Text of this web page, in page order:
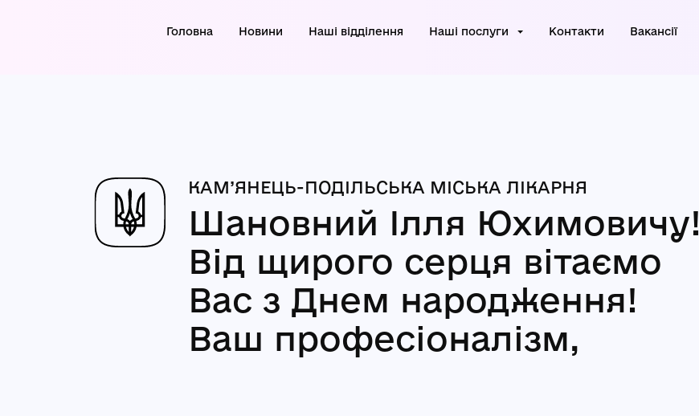
Головна Новини Наші відділення Наші послуги Контакти Вакансії
КАМ’ЯНЕЦЬ-ПОДІЛЬСЬКА МІСЬКА ЛІКАРНЯ
Шановний Ілля Юхимовичу!
Від щирого серця вітаємо
Вас з Днем народження!
Ваш професіоналізм,